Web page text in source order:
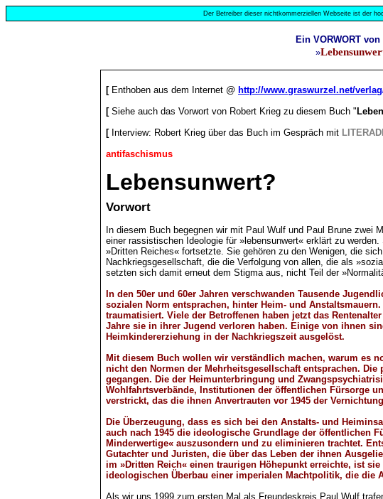
Der Betreiber dieser nichtkommerziellen Webseite ist der
Ein VORWORT
»
[ Enthoben aus dem Internet @ http://www.graswurzel.net/
[ Siehe auch das Vorwort von Robert Krieg zu diesem Buch "
[ Interview: Robert Krieg über das Buch im Gespräch mit
antifaschismus
Lebensunwert?
Vorwort
In diesem Buch begegnen wir mit Paul Wulf und Paul Brune zwei
einer rassistischen Ideologie für »lebensunwert« erklärt zu
»Dritten Reiches« fortsetzte. Sie gehören zu den Wenigen, die
Nachkriegsgesellschaft, die die Verfolgung von allen, die als
setzten sich damit erneut dem Stigma aus, nicht Teil der
In den 50er und 60er Jahren verschwanden Tausende
sozialen Norm entsprachen, hinter Heim- und
traumatisiert. Viele der Betroffenen haben jetzt das
Jahre sie in ihrer Jugend verloren haben. Einige von ihnen
Heimkindererziehung in der Nachkriegszeit ausgelöst.
Mit diesem Buch wollen wir verständlich machen, warum es
nicht den Normen der Mehrheitsgesellschaft entsprachen.
gegangen. Die der Heimunterbringung und
Wohlfahrtsverbände, Institutionen der öffentlichen Fürsorge
verstrickt, das die ihnen Anvertrauten vor 1945 der
Die Überzeugung, dass es sich bei den Anstalts- und
auch nach 1945 die ideologische Grundlage der öffentlichen
Minderwertige« auszusondern und zu eliminieren trachtet.
Gutachter und Juristen, die über das Leben der ihnen
im »Dritten Reich« einen traurigen Höhepunkt erreichte, ist
ideologischen Überbau einer imperialen Machtpolitik, die die
Als wir uns 1999 zum ersten Mal als Freundeskreis Paul Wulf